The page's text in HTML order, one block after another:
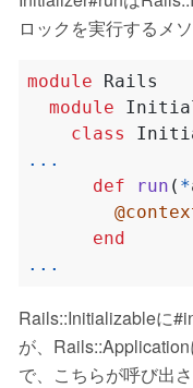
ロックを実行するメソ
module
Rails
module
class
...
def
run ( *
end
...
Rails::Initializableに
が、
で、こちらが呼び出さ